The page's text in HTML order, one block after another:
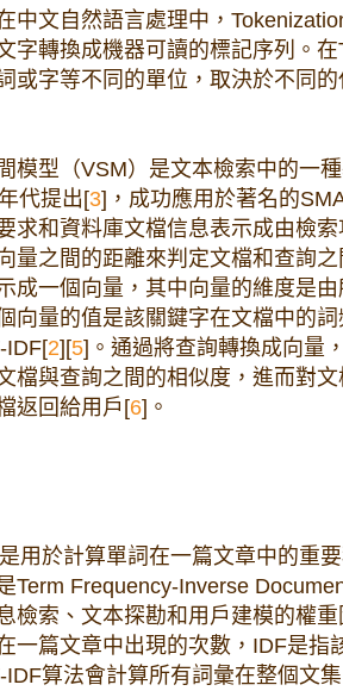
中文自然語言處理中，
字轉換成機器可讀的標記序列。
或字等不同的單位，取決於不同
模型（VSM）是文本檢索中的一
代提出[3]，成功應用於著名的
求和資料庫文檔信息表示成由檢
量之間的距離來判定文檔和查詢
成一個向量，其中向量的維度是
向量的值是該關鍵字在文檔中的
IDF[2][5]。通過將查詢轉換成向量
檔與查詢之間的相似度，進而對
返回給用戶[6]。
用於計算單詞在一篇文章中的重
Term Frequency-Inverse
檢索、文本探勘和用戶建模的權
一篇文章中出現的次數，IDF是指
IDF算法會計算所有詞彙在整個文